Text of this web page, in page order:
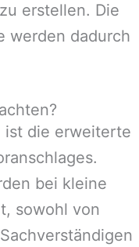
erstellen. Die
werden dadurch
ist die erweiterte
bei kleine
sowohl von